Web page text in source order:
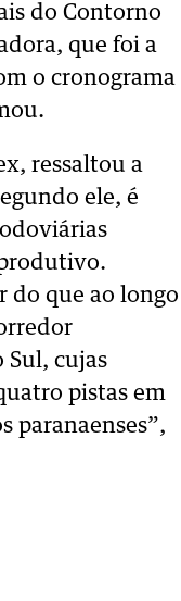
do Contorno
que foi a
o cronograma
ressaltou a
ele, é
do que ao longo
Sul, cujas
pistas em
paranaenses”,